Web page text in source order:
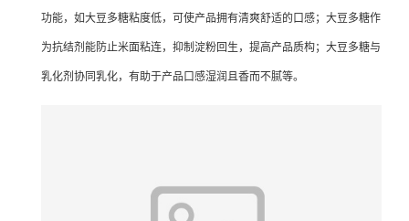
功能，如大豆多糖粘度低，可使产品拥有清爽舒适的口感；大豆多糖作
为抗结剂能防止米面粘连，抑制淀粉回生，提高产品质构；大豆多糖与
乳化剂协同乳化，有助于产品口感湿润且香而不腻等。